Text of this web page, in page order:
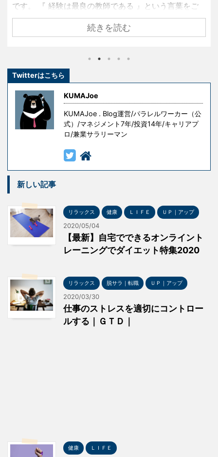
です。 『 経験は最良の教師である 』という言葉をご
存知でしょうか？ 名経営者として大きな成功を手にし
ている創業者たちも、ずっと順風満帆な人生を送って
ただし授業料が高すぎる 』というものです。 失敗はコ
意味がありますが、無意味な ...
続きを読む
Twitterはこちら
KUMAJoe
KUMAJoe . Blog運営/パラレルワーカー（公
式）/マネジメント7年/投資14年/キャリアプ
ロ/兼業サラリーマン
新しい記事
リラックス 健康 ＬＩＦＥ ＵＰ｜アップ
2020/05/04
【最新】自宅でできるオンライント
レーニングでダイエット特集2020
リラックス 脱サラ｜転職 ＵＰ｜アップ
2020/03/30
仕事のストレスを適切にコントロー
ルする｜ＧＴＤ｜
健康 ＬＩＦＥ